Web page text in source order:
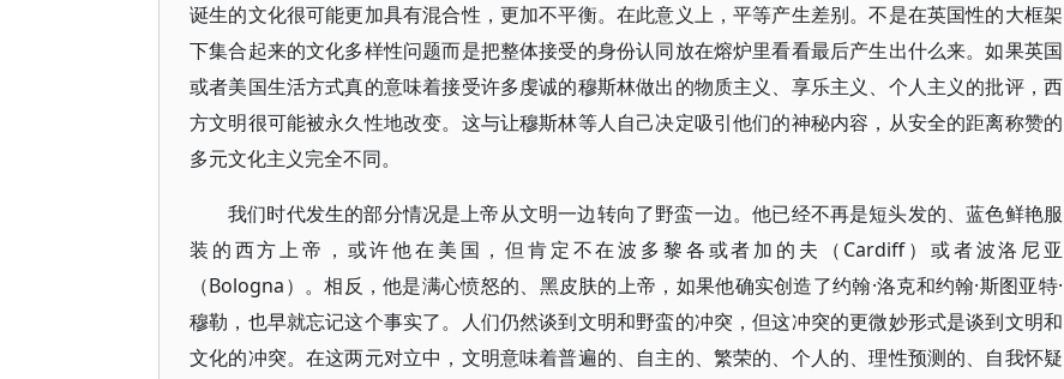
诞生的文化很可能更加具有混合性，更加不平衡。在此意义上，平等产生差别。不是在英国性的大框架
下集合起来的文化多样性问题而是把整体接受的身份认同放在熔炉里看看最后产生出什么来。如果英国
或者美国生活方式真的意味着接受许多虔诚的穆斯林做出的物质主义、享乐主义、个人主义的批评，西
方文明很可能被永久性地改变。这与让穆斯林等人自己决定吸引他们的神秘内容，从安全的距离称赞的
多元文化主义完全不同。
我们时代发生的部分情况是上帝从文明一边转向了野蛮一边。他已经不再是短头发的、蓝色鲜艳服
装的西方上帝，或许他在美国，但肯定不在波多黎各或者加的夫（Cardiff）或者波洛尼亚
（Bologna）。相反，他是满心愤怒的、黑皮肤的上帝，如果他确实创造了约翰·洛克和约翰·斯图亚特·
穆勒，也早就忘记这个事实了。人们仍然谈到文明和野蛮的冲突，但这冲突的更微妙形式是谈到文明和
文化的冲突。在这两元对立中，文明意味着普遍的、自主的、繁荣的、个人的、理性预测的、自我怀疑